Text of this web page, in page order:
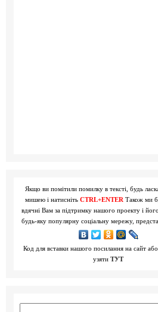
Якщо ви помітили помилку в тексті, будь
мишею і натисніть CTRL+ENTER Також ми
вдячні Вам за підтримку нашого проекту і
будь-яку популярну соціальну мережу,
Код для вставки нашого посилання на сайт
узяти ТУТ